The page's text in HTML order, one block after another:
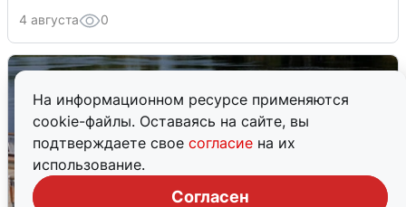
На информационном ресурсе применяются
cookie-файлы. Оставаясь на сайте, вы
подтверждаете свое согласие на их
использование.
Согласен
4 августа 0